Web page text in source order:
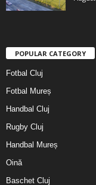
POPULAR CATEGORY
Fotbal Cluj
Fotbal Mureș
Handbal Cluj
Rugby Cluj
Handbal Mureș
Oină
Baschet Cluj